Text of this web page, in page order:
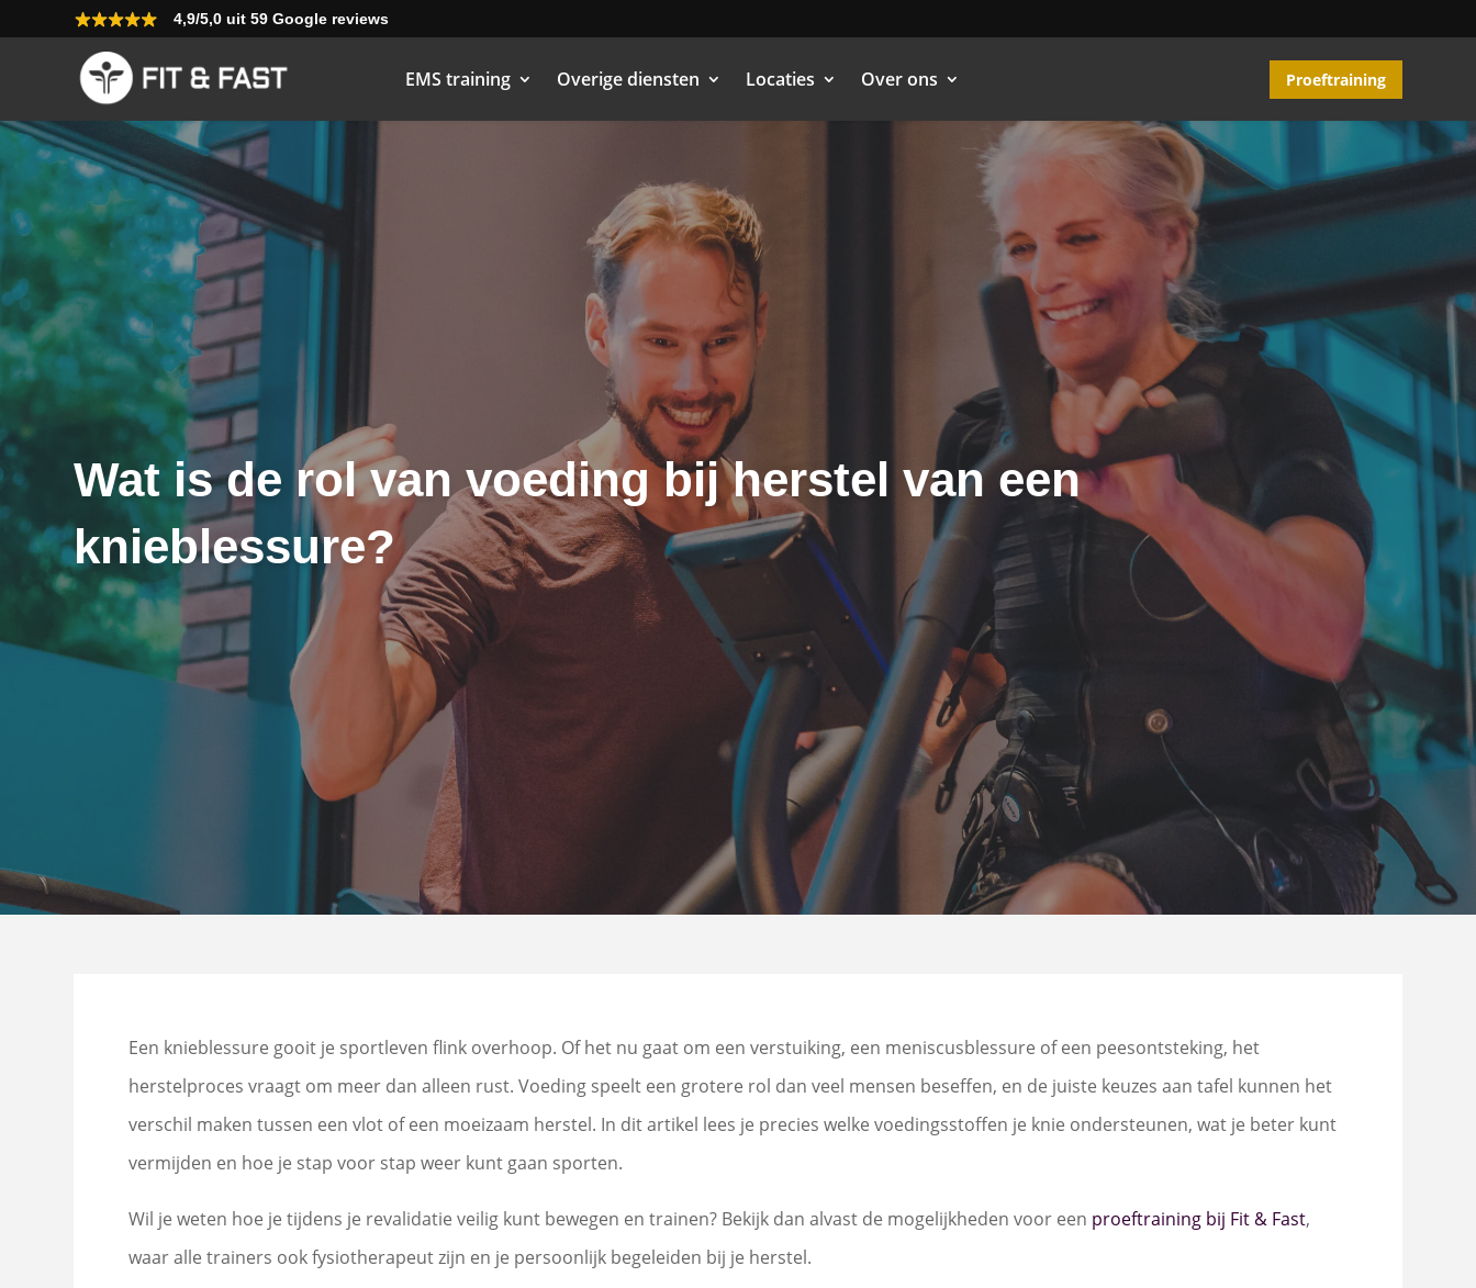
4,9/5,0 uit 59 Google reviews
EMS training Overige diensten Locaties Over ons Proeftraining
Wat is de rol van voeding bij herstel van een
knieblessure?
Een knieblessure gooit je sportleven flink overhoop. Of het nu gaat om een verstuiking, een meniscusblessure of een peesontsteking, het
herstelproces vraagt om meer dan alleen rust. Voeding speelt een grotere rol dan veel mensen beseffen, en de juiste keuzes aan tafel kunnen het
verschil maken tussen een vlot of een moeizaam herstel. In dit artikel lees je precies welke voedingsstoffen je knie ondersteunen, wat je beter kunt
vermijden en hoe je stap voor stap weer kunt gaan sporten.
Wil je weten hoe je tijdens je revalidatie veilig kunt bewegen en trainen? Bekijk dan alvast de mogelijkheden voor een proeftraining bij Fit & Fast,
waar alle trainers ook fysiotherapeut zijn en je persoonlijk begeleiden bij je herstel.